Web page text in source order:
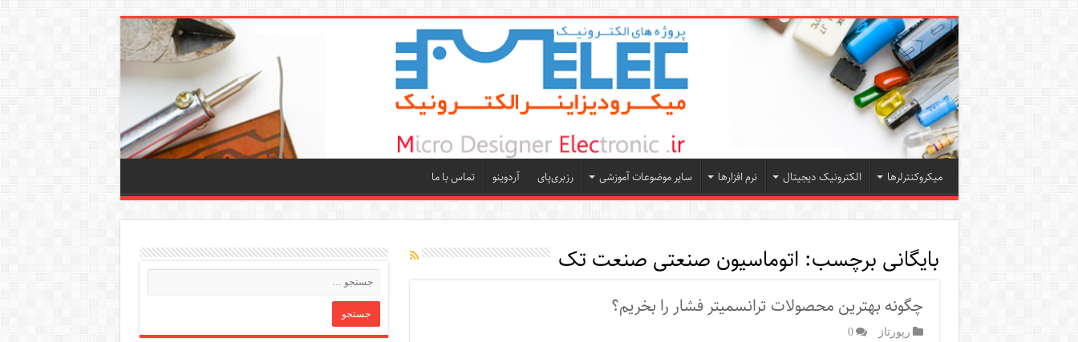
میکروکنترلرها الکترونیک دیجیتال نرم افزارها سایر موضوعات آموزشی رزبری‌پای آردوینو تماس با ما
بایگانی برچسب: اتوماسیون صنعتی صنعت تک
چگونه بهترین محصولات ترانسمیتر فشار را بخریم؟
رپورتاژ‌ 0